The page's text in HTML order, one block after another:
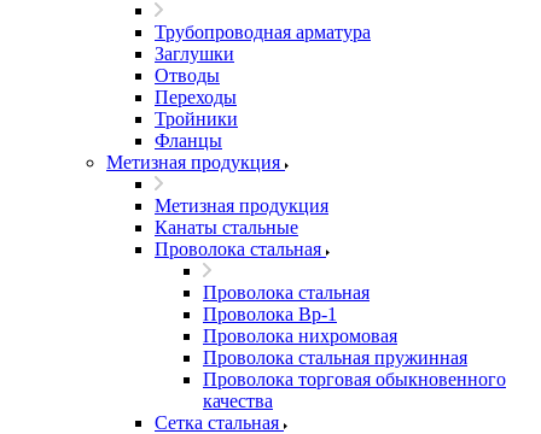
Трубопроводная арматура
Заглушки
Отводы
Переходы
Тройники
Фланцы
Метизная продукция
Метизная продукция
Канаты стальные
Проволока стальная
Проволока стальная
Проволока Вр-1
Проволока нихромовая
Проволока стальная пружинная
Проволока торговая обыкновенного
качества
Сетка стальная